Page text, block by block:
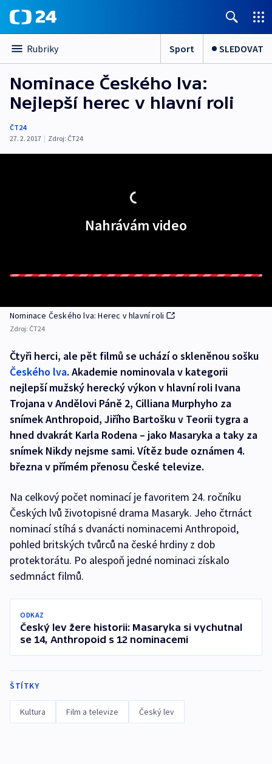
Rubriky Sport SLEDOVAT
Nominace Českého lva:
Nejlepší herec v hlavní roli
ČT24
27. 2. 2017 | Zdroj: ČT24
Nahrávám video
Nominace Českého lva: Herec v hlavní roli
Zdroj: ČT24
Čtyři herci, ale pět filmů se uchází o skleněnou sošku
Českého lva. Akademie nominovala v kategorii
nejlepší mužský herecký výkon v hlavní roli Ivana
Trojana v Andělovi Páně 2, Cilliana Murphyho za
snímek Anthropoid, Jiřího Bartošku v Teorii tygra a
hned dvakrát Karla Rodena – jako Masaryka a taky za
snímek Nikdy nejsme sami. Vítěz bude oznámen 4.
března v přímém přenosu České televize.
Na celkový počet nominací je favoritem 24. ročníku
Českých lvů životopisné drama Masaryk. Jeho čtrnáct
nominací stíhá s dvanácti nominacemi Anthropoid,
pohled britských tvůrců na české hrdiny z dob
protektorátu. Po alespoň jedné nominaci získalo
sedmnáct filmů.
ODKAZ
Český lev žere historii: Masaryka si vychutnal
se 14, Anthropoid s 12 nominacemi
ŠTÍTKY
Kultura Film a televize Český lev